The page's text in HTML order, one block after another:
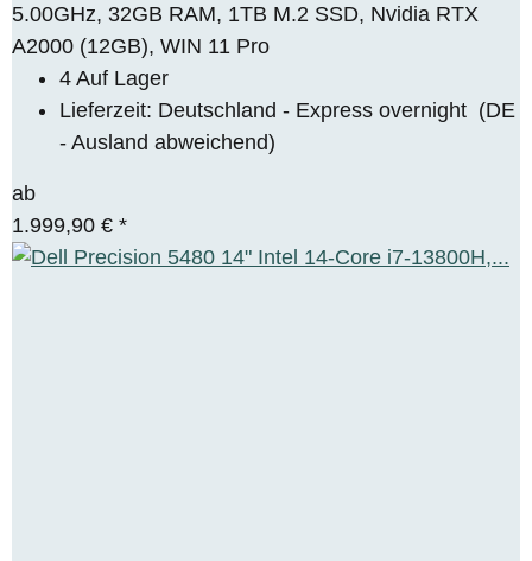
5.00GHz, 32GB RAM, 1TB M.2 SSD, Nvidia RTX
A2000 (12GB), WIN 11 Pro
4 Auf Lager
Lieferzeit: Deutschland - Express overnight (DE
- Ausland abweichend)
ab
1.999,90 € *